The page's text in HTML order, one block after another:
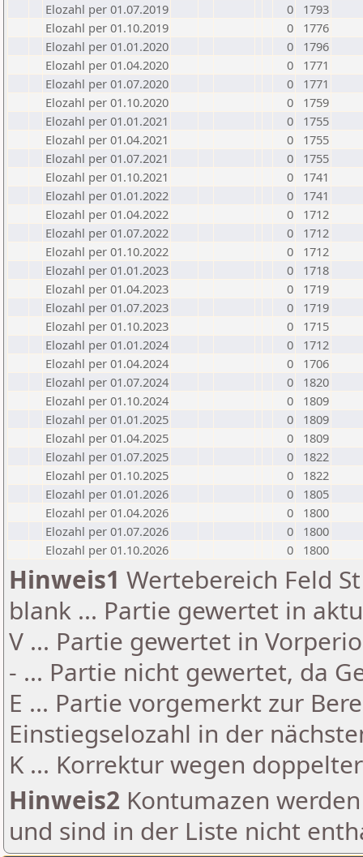
Elozahl per 01.07.2019
0
1793
Elozahl per 01.10.2019
0
1776
Elozahl per 01.01.2020
0
1796
Elozahl per 01.04.2020
0
1771
Elozahl per 01.07.2020
0
1771
Elozahl per 01.10.2020
0
1759
Elozahl per 01.01.2021
0
1755
Elozahl per 01.04.2021
0
1755
Elozahl per 01.07.2021
0
1755
Elozahl per 01.10.2021
0
1741
Elozahl per 01.01.2022
0
1741
Elozahl per 01.04.2022
0
1712
Elozahl per 01.07.2022
0
1712
Elozahl per 01.10.2022
0
1712
Elozahl per 01.01.2023
0
1718
Elozahl per 01.04.2023
0
1719
Elozahl per 01.07.2023
0
1719
Elozahl per 01.10.2023
0
1715
Elozahl per 01.01.2024
0
1712
Elozahl per 01.04.2024
0
1706
Elozahl per 01.07.2024
0
1820
Elozahl per 01.10.2024
0
1809
Elozahl per 01.01.2025
0
1809
Elozahl per 01.04.2025
0
1809
Elozahl per 01.07.2025
0
1822
Elozahl per 01.10.2025
0
1822
Elozahl per 01.01.2026
0
1805
Elozahl per 01.04.2026
0
1800
Elozahl per 01.07.2026
0
1800
Elozahl per 01.10.2026
0 1800
Hinweis1 Wertebereich Feld
blank ... Partie gewertet in
V ... Partie gewertet in
- ... Partie nicht gewertet, da
E ... Partie vorgemerkt zur
Einstiegselozahl in der
K ... Korrektur wegen
Hinweis2 Kontumazen
und sind in der Liste nicht